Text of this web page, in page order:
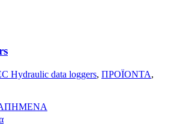
Hydraulic data loggers, ΠΡΟΪΟΝΤΑ,